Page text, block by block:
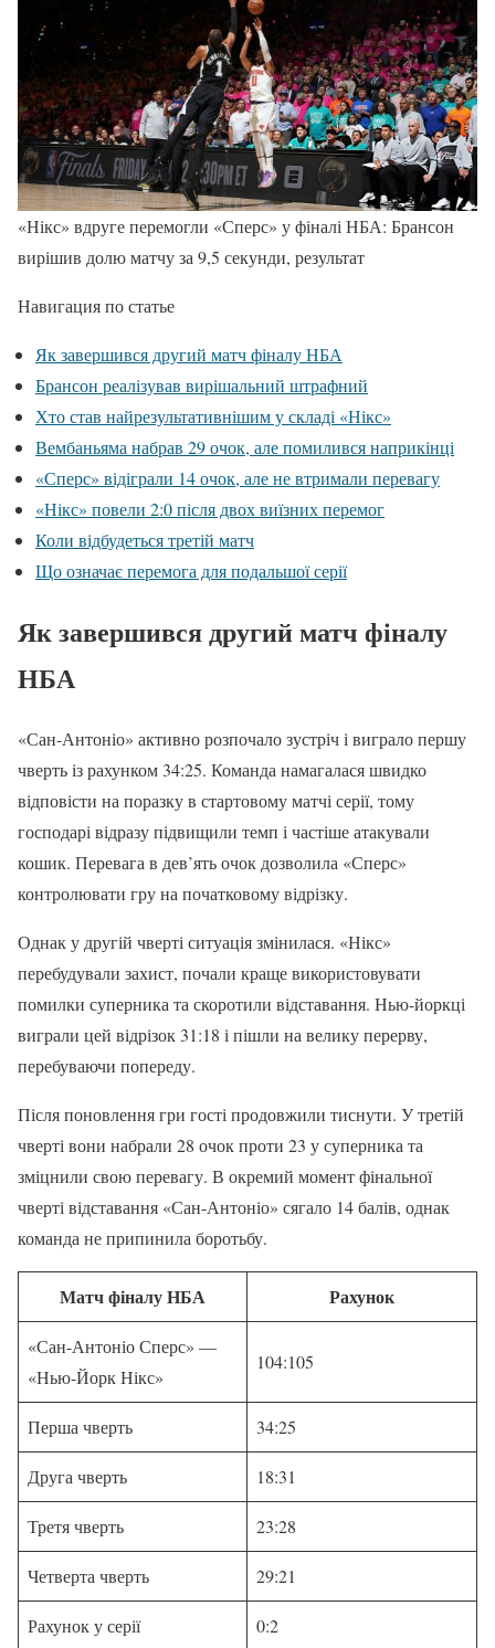
«Нікс» вдруге перемогли «Сперс» у фіналі НБА: Брансон
вирішив долю матчу за 9,5 секунди, результат
Навигация по статье
Як завершився другий матч фіналу НБА
Брансон реалізував вирішальний штрафний
Хто став найрезультативнішим у складі «Нікс»
Вембаньяма набрав 29 очок, але помилився наприкінці
«Сперс» відіграли 14 очок, але не втримали перевагу
«Нікс» повели 2:0 після двох виїзних перемог
Коли відбудеться третій матч
Що означає перемога для подальшої серії
Як завершився другий матч фіналу
НБА
«Сан-Антоніо» активно розпочало зустріч і виграло першу
чверть із рахунком 34:25. Команда намагалася швидко
відповісти на поразку в стартовому матчі серії, тому
господарі відразу підвищили темп і частіше атакували
кошик. Перевага в дев’ять очок дозволила «Сперс»
контролювати гру на початковому відрізку.
Однак у другій чверті ситуація змінилася. «Нікс»
перебудували захист, почали краще використовувати
помилки суперника та скоротили відставання. Нью-йоркці
виграли цей відрізок 31:18 і пішли на велику перерву,
перебуваючи попереду.
Після поновлення гри гості продовжили тиснути. У третій
чверті вони набрали 28 очок проти 23 у суперника та
зміцнили свою перевагу. В окремий момент фінальної
чверті відставання «Сан-Антоніо» сягало 14 балів, однак
команда не припинила боротьбу.
Матч фіналу НБА Рахунок
«Сан-Антоніо Сперс» —
«Нью-Йорк Нікс»
104:105
Перша чверть 34:25
Друга чверть 18:31
Третя чверть 23:28
Четверта чверть 29:21
Рахунок у серії 0:2